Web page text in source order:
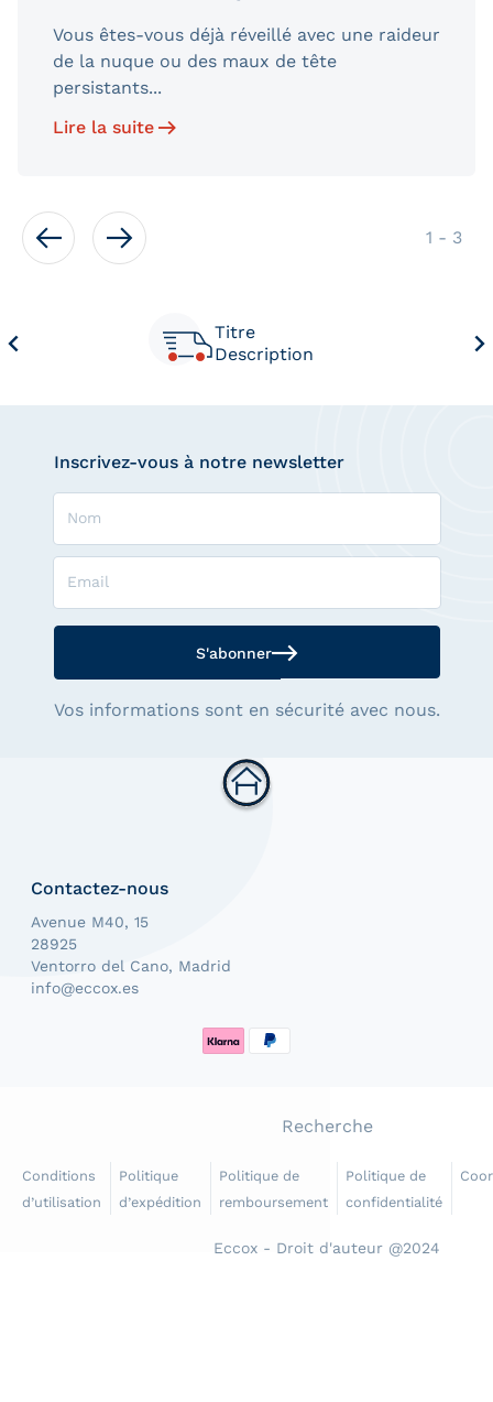
Vous êtes-vous déjà réveillé avec une raideur
de la nuque ou des maux de tête
persistants...
Lire la suite
1 - de
3
Titre
Description
Contactez-nous
Avenue M40, 15
28925
Ventorro del Cano, Madrid
info@eccox.es
Inscrivez-vous à notre newsletter
S'abonner
Vos informations sont en sécurité avec nous.
Eccox - Droit d'auteur @2024
Recherche
Conditions
d’utilisation
Politique
d’expédition
Politique de
remboursement
Politique de
confidentialité